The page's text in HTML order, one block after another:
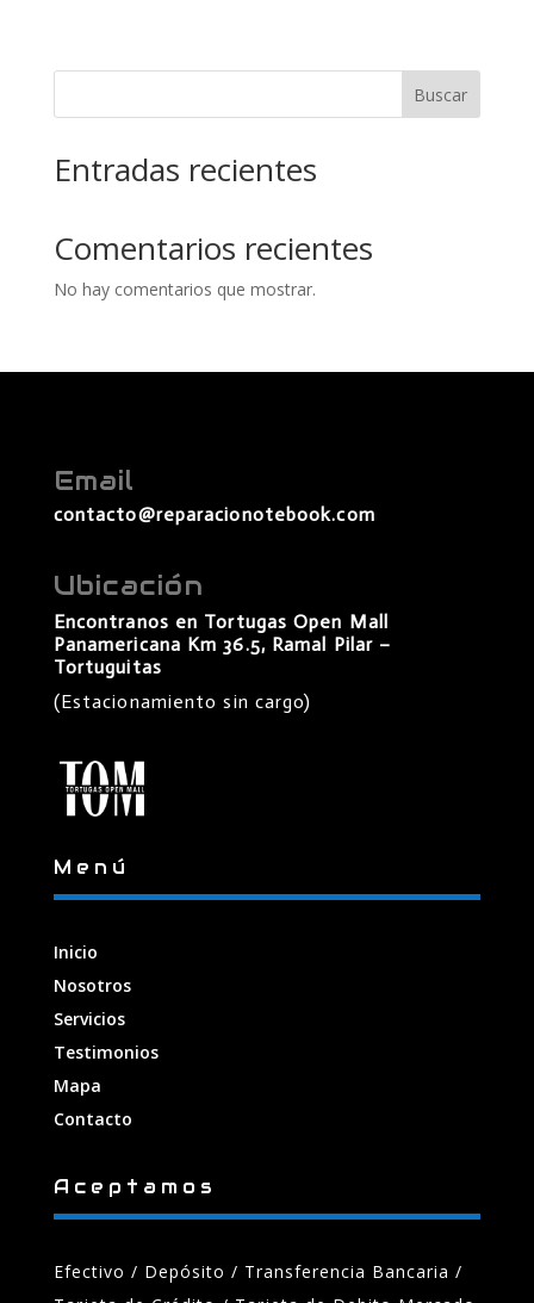
Buscar
Entradas recientes
Comentarios recientes
No hay comentarios que mostrar.
Email
contacto@reparacionotebook.com
Ubicación
Encontranos en Tortugas Open Mall
Panamericana Km 36.5, Ramal Pilar –
Tortuguitas
(Estacionamiento sin cargo)
Menú
Inicio
Nosotros
Servicios
Testimonios
Mapa
Contacto
Aceptamos
Efectivo / Depósito / Transferencia Bancaria /